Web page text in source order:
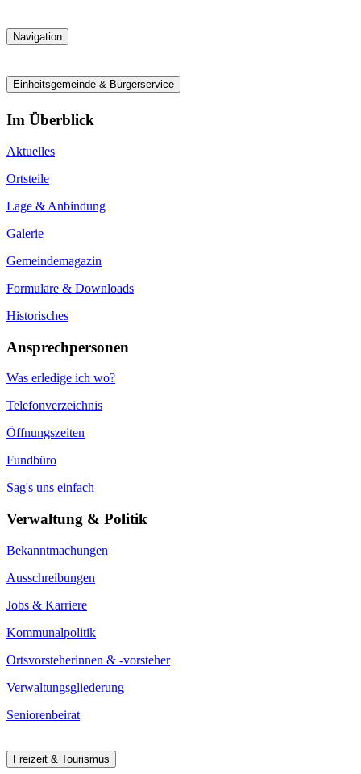
Navigation
Einheitsgemeinde & Bürgerservice
Im Überblick
Aktuelles
Ortsteile
Lage & Anbindung
Galerie
Gemeindemagazin
Formulare & Downloads
Historisches
Ansprechpersonen
Was erledige ich wo?
Telefonverzeichnis
Öffnungszeiten
Fundbüro
Sag's uns einfach
Verwaltung & Politik
Bekanntmachungen
Ausschreibungen
Jobs & Karriere
Kommunalpolitik
Ortsvorsteherinnen & -vorsteher
Verwaltungsgliederung
Seniorenbeirat
Freizeit & Tourismus